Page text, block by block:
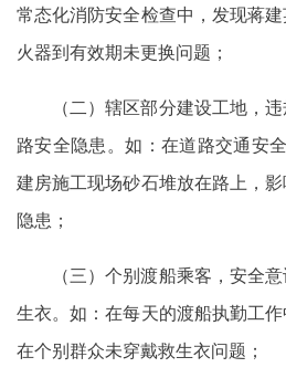
常态化消防安全检查中，发现蒋
火器到有效期未更换问题；
（二）辖区部分建设工地，
路安全隐患。如：在道路交通安
建房施工现场砂石堆放在路上，
隐患；
（三）个别渡船乘客，安全
生衣。如：在每天的渡船执勤工
在个别群众未穿戴救生衣问题；